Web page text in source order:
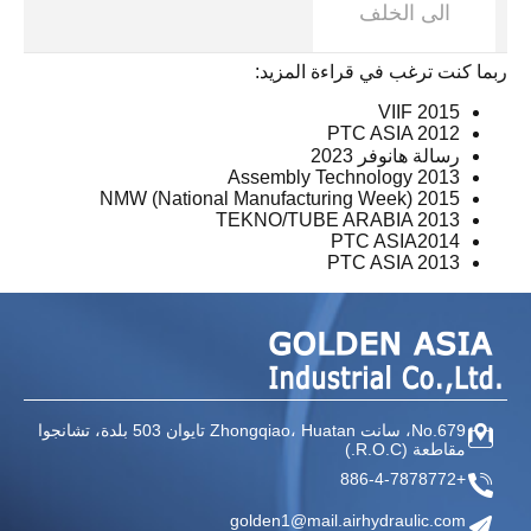
الى الخلف
ربما كنت ترغب في قراءة المزيد:
VIIF 2015
PTC ASIA 2012
رسالة هانوفر 2023
Assembly Technology 2013
2015 NMW (National Manufacturing Week)
TEKNO/TUBE ARABIA 2013
PTC ASIA2014
PTC ASIA 2013
No.679، سانت Zhongqiao، Huatan تايوان
503 بلدة، تشانجوا
مقاطعة (R.O.C.)
+886-4-7878772
golden1@mail.airhydraulic.com